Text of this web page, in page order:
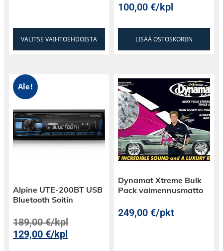
VALITSE VAIHTOEHDOISTA
100,00€/kpl
LISÄÄ OSTOSKORIIN
Ale!
Alpine UTE-200BT USB
Bluetooth Soitin
189,00€/kpl
129,00€/kpl
Dynamat Xtreme Bulk
Pack vaimennusmatto
249,00€/pkt